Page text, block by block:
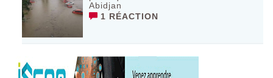
Abidjan
1 RÉACTION